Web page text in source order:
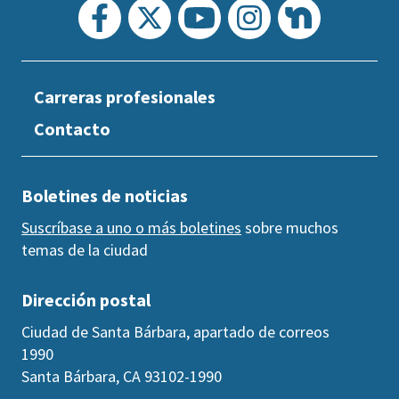
Carreras profesionales
Contacto
Dirección postal
Ciudad de Santa Bárbara, apartado de correos
1990
Santa Bárbara, CA 93102-1990
Boletines de noticias
Suscríbase a uno o más boletines sobre muchos
temas de la ciudad